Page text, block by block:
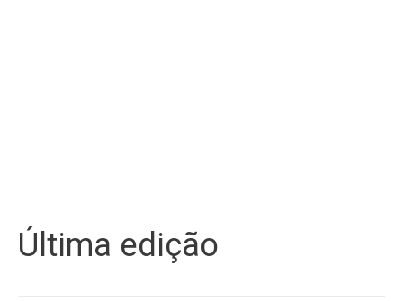
Última edição